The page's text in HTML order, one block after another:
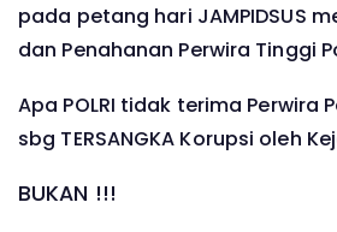
pada petang hari JAMPIDSUS
dan Penahanan Perwira Tinggi
Apa POLRI tidak terima Perwira
sbg TERSANGKA Korupsi oleh
BUKAN !!!